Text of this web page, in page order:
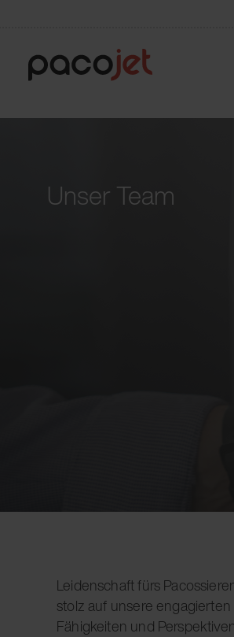
Unser Team
Leidenschaft fürs
stolz auf unsere
Fähigkeiten und